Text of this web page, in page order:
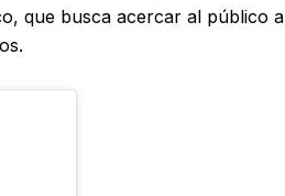
que busca acercar al público a